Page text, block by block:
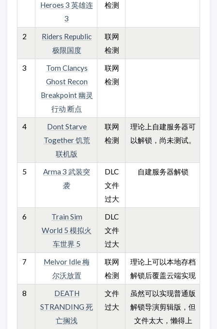
Heroes 3 英雄连
3
检测
2
Riders Republic
极限国度
联网
检测
3
Tom Clancys
Ghost Recon
Breakpoint 幽灵
行动 断点
联网
检测
4
Dont Starve
Together 饥荒
联机版
联网
检测
理论上自建服务器可
以解锁，尚未测试。
5
Arma 3 武装突
袭
DLC
文件
过大
自建服务器解锁
6
Train Sim
World 5 模拟火
车世界 5
DLC
文件
过大
7
Melvor Idle 梅
尔沃放置
联网
检测
理论上可以本地存档
解锁后覆盖云端实现
8
DEATH
STRANDING 死
亡搁浅
文件
过大
虽然可以实现普通版
解锁导演剪辑版，但
文件太大，懒得上